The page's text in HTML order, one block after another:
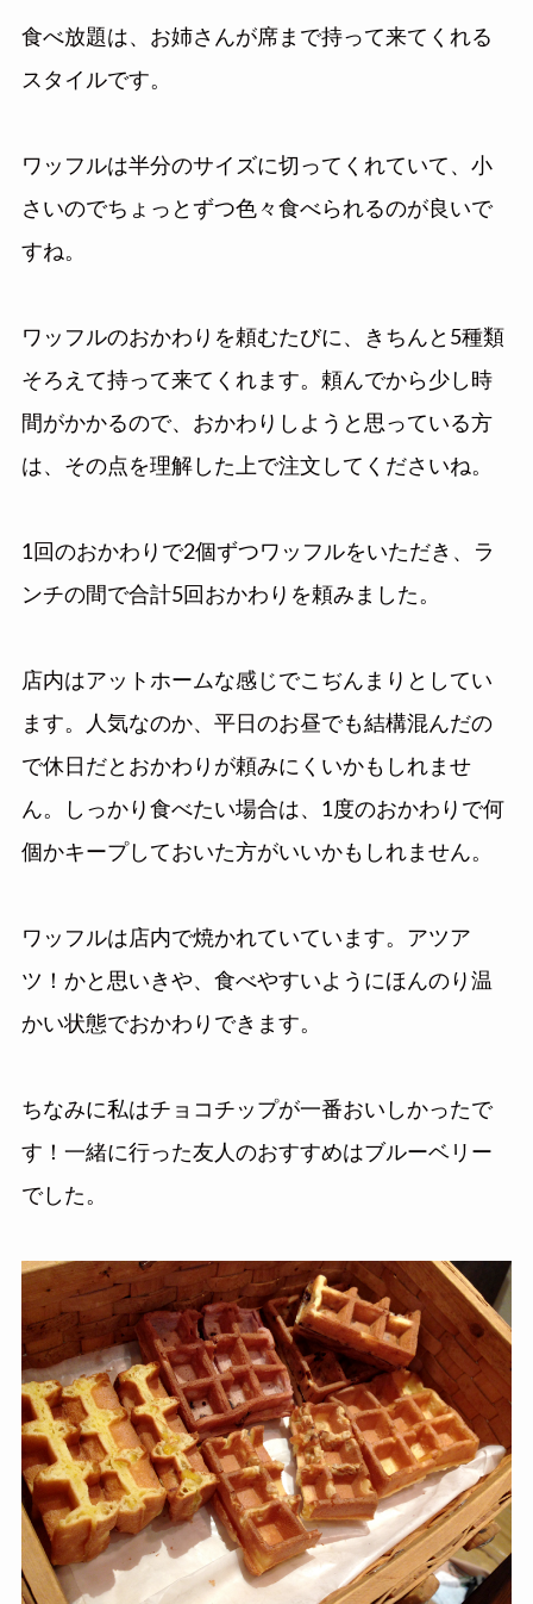
食べ放題は、お姉さんが席まで持って来てくれる
スタイルです。
ワッフルは半分のサイズに切ってくれていて、小
さいのでちょっとずつ色々食べられるのが良いで
すね。
ワッフルのおかわりを頼むたびに、きちんと5種類
そろえて持って来てくれます。頼んでから少し時
間がかかるので、おかわりしようと思っている方
は、その点を理解した上で注文してくださいね。
1回のおかわりで2個ずつワッフルをいただき、ラ
ンチの間で合計5回おかわりを頼みました。
店内はアットホームな感じでこぢんまりとしてい
ます。人気なのか、平日のお昼でも結構混んだの
で休日だとおかわりが頼みにくいかもしれませ
ん。しっかり食べたい場合は、1度のおかわりで何
個かキープしておいた方がいいかもしれません。
ワッフルは店内で焼かれていています。アツア
ツ！かと思いきや、食べやすいようにほんのり温
かい状態でおかわりできます。
ちなみに私はチョコチップが一番おいしかったで
す！一緒に行った友人のおすすめはブルーベリー
でした。